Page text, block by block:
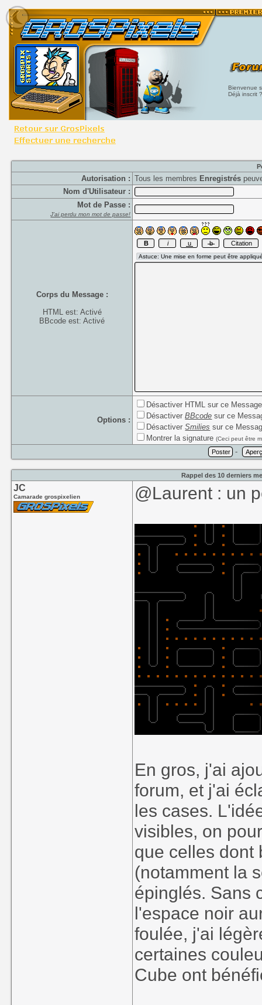
Bienvenue
Déjà inscrit
Autorisation : Tous les membres Enregistrés
Nom d'Utilisateur :
Mot de Passe :
J'ai perdu mon mot de passe!
Corps du Message :
HTML est: Activé
BBcode est: Activé
Options :
Désactiver HTML sur ce Message
DésactiverBBcode sur ce
DésactiverSmilies sur ce
Montrer la signature(Ceci peut être
-
Rappel des 10 derniers
JC
Camarade grospixelien @Laurent : un
En gros, j'ai
forum, et j'ai
les cases.
visibles, on
que celles dont
(notamment la
épinglés. Sans
l'espace noir
foulée, j'ai
certaines
Cube ont